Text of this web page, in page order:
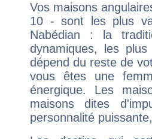
Vos maisons
10 - sont les plus
Nabédian : la
dynamiques, les
dépend du reste de
vous êtes une
énergique. Les
maisons dites
personnalité